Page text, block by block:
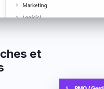
et